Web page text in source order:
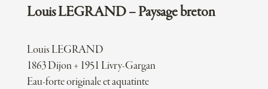
Louis LEGRAND – Paysage breton
Louis LEGRAND
1863 Dijon + 1951 Livry-Gargan
Eau-forte originale et aquatinte